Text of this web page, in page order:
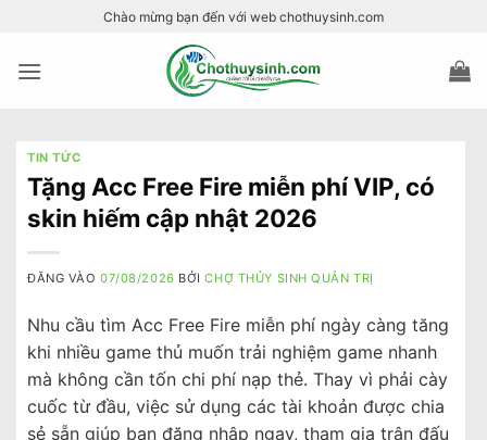
nội
Chào mừng bạn đến với web chothuysinh.com
TIN TỨC
Tặng Acc Free Fire miễn phí VIP, có
skin hiếm cập nhật 2026
ĐĂNG VÀO07/08/2026 BỞICHỢ THỦY SINH QUẢN TRỊ
Nhu cầu tìm Acc Free Fire miễn phí ngày càng tăng
khi nhiều game thủ muốn trải nghiệm game nhanh
mà không cần tốn chi phí nạp thẻ. Thay vì phải cày
cuốc từ đầu, việc sử dụng các tài khoản được chia
sẻ sẵn giúp bạn đăng nhập ngay, tham gia trận đấu